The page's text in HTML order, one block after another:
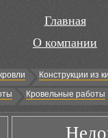
Главная
О компании
Конструкции из
Кровельные работы